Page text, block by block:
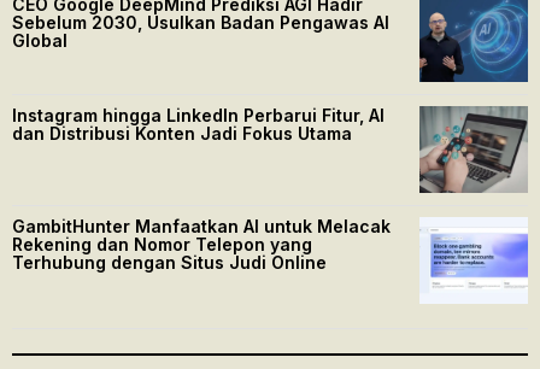
CEO Google DeepMind Prediksi AGI Hadir
Sebelum 2030, Usulkan Badan Pengawas AI
Global
Instagram hingga LinkedIn Perbarui Fitur, AI
dan Distribusi Konten Jadi Fokus Utama
GambitHunter Manfaatkan AI untuk Melacak
Rekening dan Nomor Telepon yang
Terhubung dengan Situs Judi Online